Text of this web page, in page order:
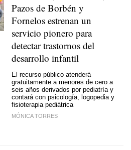
Pazos de Borbén y
Fornelos estrenan un
servicio pionero para
detectar trastornos del
desarrollo infantil
El recurso público atenderá
gratuitamente a menores de cero a
seis años derivados por pediatría y
contará con psicología, logopedia y
fisioterapia pediátrica
MÓNICA TORRES